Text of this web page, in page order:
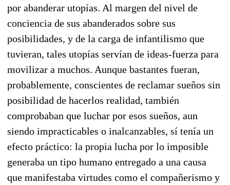
por abanderar utopías. Al margen del nivel de
conciencia de sus abanderados sobre sus
posibilidades, y de la carga de infantilismo que
tuvieran, tales utopías servían de ideas-fuerza para
movilizar a muchos. Aunque bastantes fueran,
probable­mente, conscientes de reclamar sueños sin
posibilidad de hacerlos realidad, también
comprobaban que luchar por esos sueños, aun
siendo impracticables o inalcanzables, sí tenía un
efecto práctico: la propia lucha por lo imposible
generaba un tipo humano entregado a una causa
que manifestaba virtudes como el compañerismo y